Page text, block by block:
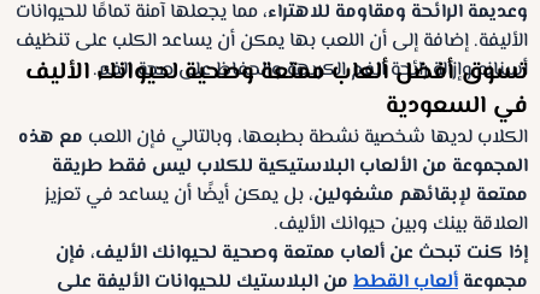
وعديمة الرائحة ومقاومة للاهتراء،مما يجعلها آمنة تمامًا للحيوانات
الأليفة. إضافة إلى أن اللعب بها يمكن أن يساعد الكلب على تنظيف
أسنانه وإزالة رائحة الفم الكريهة والحفاظ على صحة الفم.
تسوق أفضل ألعاب ممتعة وصحية لحيوانك الأليف
في السعودية
الكلاب لديها شخصية نشطة بطبعها، وبالتالي فإن اللعب مع هذه
المجموعة من الألعاب البلاستيكية للكلاب ليس فقط طريقة
ممتعة لإبقائهم مشغولين، بل يمكن أيضًا أن يساعد في تعزيز
العلاقة بينك وبين حيوانك الأليف.
إذا كنت تبحث عن ألعاب ممتعة وصحية لحيوانك الأليف، فإن
مجموعة ألعاب القطط من البلاستيك للحيوانات الأليفة على